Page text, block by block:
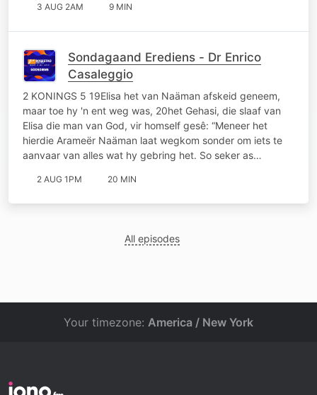
3 AUG 2AM 9 MIN
Sondagaand Erediens - Dr Enrico
Casaleggio
2 KONINGS 5 19Elisa het van Naäman afskeid geneem,
maar toe hy 'n ent weg was, 20het Gehasi, die slaaf van
Elisa die man van God, vir homself gesê: “Meneer het
hierdie Arameër Naäman laat wegkom sonder om iets te
aanvaar van alles wat hy gebring het. So seker as…
2 AUG 1PM 20 MIN
All episodes
Your timezone: America / New York